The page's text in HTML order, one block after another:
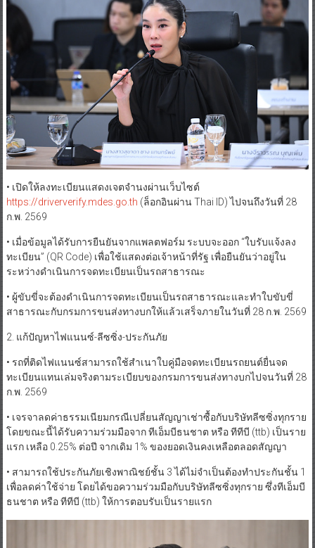
• เปิดให้ลงทะเบียนแสดงเจตจำนงผ่านเว็บไซต์
https://driververify.mdes.go.th(ล็อกอินผ่าน Thai ID) ไปจนถึงวันที่ 28
ก.พ. 2569
• เมื่อข้อมูลได้รับการยืนยันจากแพลตฟอร์ม ระบบจะออก “ใบรับแจ้งลง
ระหว่างดำเนินการจดทะเบียนเป็นรถสาธารณะ
• ผู้ขับขี่จะต้องดำเนินการจดทะเบียนเป็นรถสาธารณะและทำใบขับขี่
2. แก้ปัญหาไฟแนนซ์-ลีซซิ่ง-ประกันภัย
• รถที่ติดไฟแนนซ์สามารถใช้สำเนาใบคู่มือจดทะเบียนรถยนต์ยื่นจด
ก.พ. 2569
• เจรจาลดค่าธรรมเนียมกรณีเปลี่ยนสัญญาเช่าซื้อกับบริษัทลีซซิ่งทุกราย
แรก เหลือ 0.25% ต่อปี จากเดิม 1% ของยอดเงินคงเหลือตลอดสัญญา
• สามารถใช้ประกันภัยเชิงพาณิชย์ชั้น 3 ได้ไม่จำเป็นต้องทำประกันชั้น 1
ธนชาต หรือ ทีทีบี (ttb) ให้การตอบรับเป็นรายแรก